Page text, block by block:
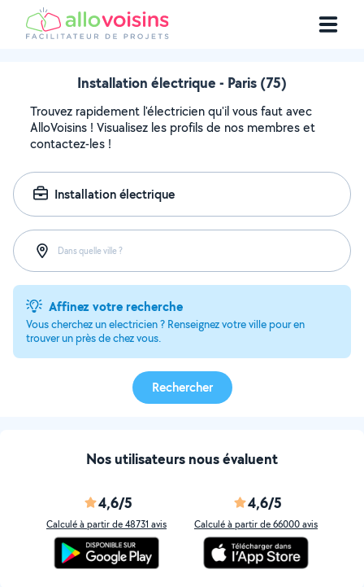
Installation électrique - Paris (75)
Trouvez rapidement l'électricien qu'il vous faut avec
AlloVoisins ! Visualisez les profils de nos membres et
contactez-les !
Installation électrique
Dans quelle ville ?
Affinez votre recherche
Vous cherchez un electricien ? Renseignez votre ville pour en
trouver un près de chez vous.
Rechercher
Nos utilisateurs nous évaluent
4,6/5
Calculé à partir de 48731 avis
4,6/5
Calculé à partir de 66000 avis